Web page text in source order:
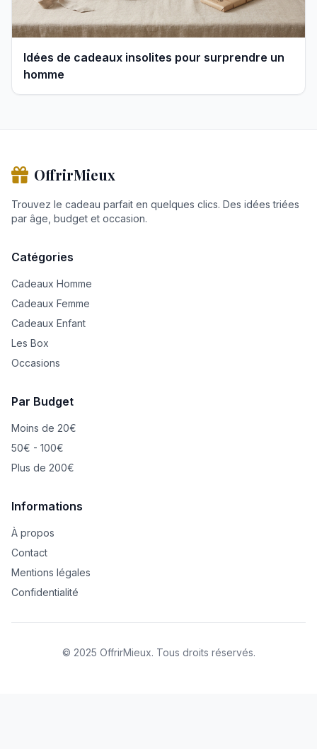
Idées de cadeaux insolites pour surprendre un
homme
OffrirMieux
Trouvez le cadeau parfait en quelques clics. Des idées triées
par âge, budget et occasion.
Catégories
Cadeaux Homme
Cadeaux Femme
Cadeaux Enfant
Les Box
Occasions
Par Budget
Moins de 20€
50€ - 100€
Plus de 200€
Informations
À propos
Contact
Mentions légales
Confidentialité
© 2025 OffrirMieux. Tous droits réservés.